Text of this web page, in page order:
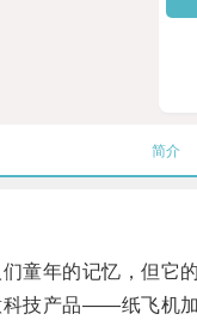
简介
年的记忆，但它的
产品——纸飞机加速